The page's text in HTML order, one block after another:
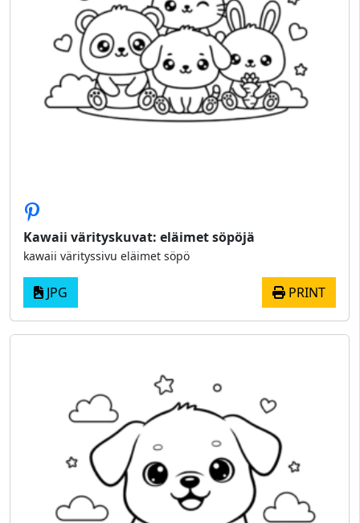
Kawaii värityskuvat: eläimet söpöjä
kawaii värityssivu eläimet söpö
JPG PRINT